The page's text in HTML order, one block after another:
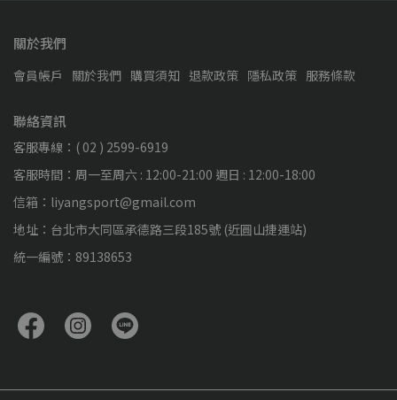
關於我們
會員帳戶 關於我們 購買須知 退款政策 隱私政策 服務條款
聯絡資訊
客服專線：( 02 ) 2599-6919
客服時間：周一至周六 : 12:00-21:00 週日 : 12:00-18:00
信箱：liyangsport@gmail.com
地址：台北市大同區承德路三段185號 (近圓山捷運站)
統一編號：89138653